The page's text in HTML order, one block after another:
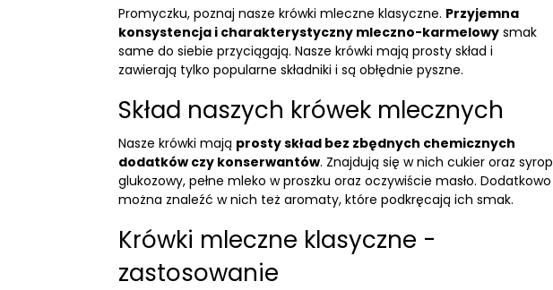
Promyczku, poznaj nasze krówki mleczne klasyczne. Przyjemna
konsystencja i charakterystyczny mleczno-karmelowy smak
same do siebie przyciągają. Nasze krówki mają prosty skład i
zawierają tylko popularne składniki i są obłędnie pyszne.
Skład naszych krówek mlecznych
Nasze krówki mają prosty skład bez zbędnych chemicznych
dodatków czy konserwantów. Znajdują się w nich cukier oraz syrop
glukozowy, pełne mleko w proszku oraz oczywiście masło. Dodatkowo
można znaleźć w nich też aromaty, które podkręcają ich smak.
Krówki mleczne klasyczne -
zastosowanie